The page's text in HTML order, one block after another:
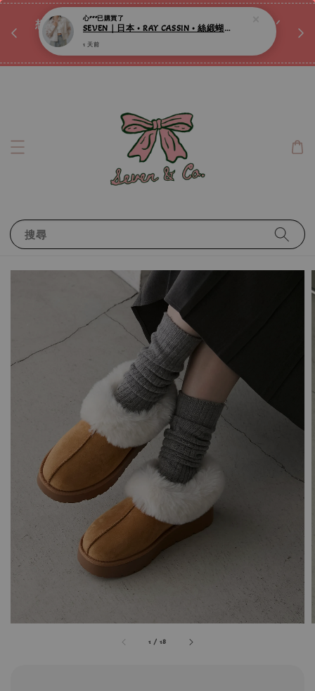
想訂製屬於自己的『水晶手鍊』嗎ꕀ♡ 私訊我們.ᐟ.ᐟ
搜尋
1 /18